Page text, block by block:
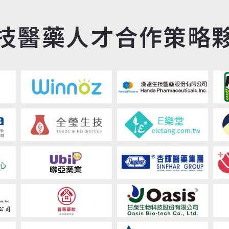
醫藥人才合作策略